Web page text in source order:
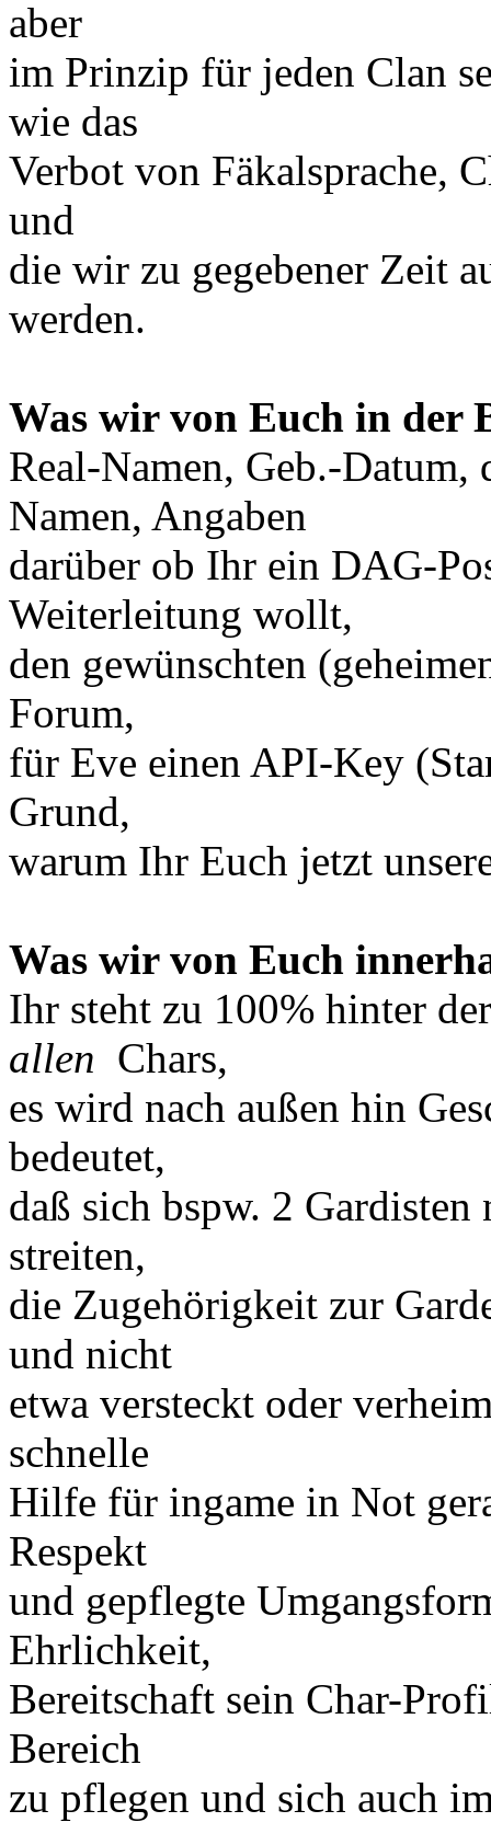
aber
im Prinzip für jeden Clan
wie das
Verbot von Fäkalsprache,
und
die wir zu gegebener Zeit
werden.
Was wir von Euch in der
Real-Namen, Geb.-
Namen, Angaben
darüber ob Ihr ein DAG-
Weiterleitung wollt,
den gewünschten
Forum,
für Eve einen API-Key
Grund,
warum Ihr Euch jetzt
Was wir von Euch
Ihr steht zu 100% hinter
allen Chars,
es wird nach außen hin
bedeutet,
daß sich bspw. 2
streiten,
die Zugehörigkeit zur
und nicht
etwa versteckt oder
schnelle
Hilfe für ingame in Not
Respekt
und gepflegte
Ehrlichkeit,
Bereitschaft sein Char-
Bereich
zu pflegen und sich auch